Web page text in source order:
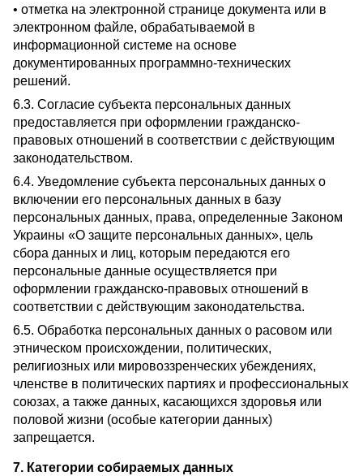
• отметка на электронной странице документа или в
электронном файле, обрабатываемой в
информационной системе на основе
документированных программно-технических
решений.
6.3. Согласие субъекта персональных данных
предоставляется при оформлении гражданско-
правовых отношений в соответствии с действующим
законодательством.
6.4. Уведомление субъекта персональных данных о
включении его персональных данных в базу
персональных данных, права, определенные Законом
Украины «О защите персональных данных», цель
сбора данных и лиц, которым передаются его
персональные данные осуществляется при
оформлении гражданско-правовых отношений в
соответствии с действующим законодательства.
6.5. Обработка персональных данных о расовом или
этническом происхождении, политических,
религиозных или мировоззренческих убеждениях,
членстве в политических партиях и профессиональных
союзах, а также данных, касающихся здоровья или
половой жизни (особые категории данных)
запрещается.
7. Категории собираемых данных